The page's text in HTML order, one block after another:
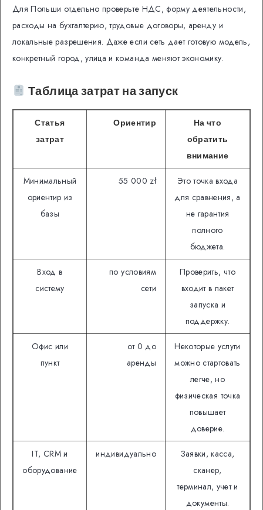
Для Польши отдельно проверьте НДС, форму деятельности,
расходы на бухгалтерию, трудовые договоры, аренду и
локальные разрешения. Даже если сеть дает готовую модель,
конкретный город, улица и команда меняют экономику.
Таблица затрат на запуск
Статья
затрат
Ориентир
На что
обратить
внимание
Минимальный
ориентир из
базы
55 000 zł
Это точка входа
для сравнения, а
не гарантия
полного
бюджета.
Вход в
систему
по условиям
сети
Проверить, что
входит в пакет
запуска и
поддержку.
Офис или
пункт
от 0 до
аренды
Некоторые услуги
можно стартовать
легче, но
физическая точка
повышает
доверие.
IT, CRM и
оборудование
индивидуально
Заявки, касса,
сканер,
терминал, учет и
документы.